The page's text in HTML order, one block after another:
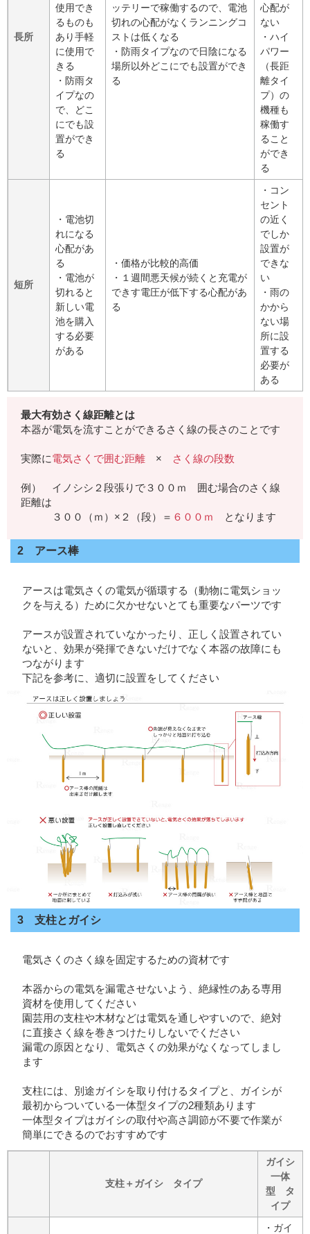
長所
使用でき
るものも
あり手軽
に使用で
きる
・防雨タ
イプなの
で、どこ
にでも設
置ができ
る
ッテリーで稼働するので、電池
切れの心配がなくランニングコ
ストは低くなる
・防雨タイプなので日陰になる
場所以外どこにでも設置ができ
る
心配が
ない
・ハイ
パワー
（長距
離タイ
プ）の
機種も
稼働す
ること
ができ
る
短所
・電池切
れになる
心配があ
る
・電池が
切れると
新しい電
池を購入
する必要
がある
・価格が比較的高価
・１週間悪天候が続くと充電が
できす電圧が低下する心配があ
る
・コン
セント
の近く
でしか
設置が
できな
い
・雨の
かから
ない場
所に設
置する
必要が
ある
最大有効さく線距離とは
本器が電気を流すことができるさく線の長さのことです
実際に電気さくで囲む距離 × さく線の段数
例） イノシシ２段張りで３００ｍ 囲む場合のさく線
距離は
３００（ｍ）×２（段）＝ ６００ｍ となります
2 アース棒
アースは電気さくの電気が循環する（動物に電気ショッ
クを与える）ために欠かせないとても重要なパーツです
アースが設置されていなかったり、正しく設置されてい
ないと、効果が発揮できないだけでなく本器の故障にも
つながります
下記を参考に、適切に設置をしてください
3 支柱とガイシ
電気さくのさく線を固定するための資材です
本器からの電気を漏電させないよう、絶縁性のある専用
資材を使用してください
園芸用の支柱や木材などは電気を通しやすいので、絶対
に直接さく線を巻きつけたりしないでください
漏電の原因となり、電気さくの効果がなくなってしまし
ます
支柱には、別途ガイシを取り付けるタイプと、ガイシが
最初からついている一体型タイプの2種類あります
一体型タイプはガイシの取付や高さ調節が不要で作業が
簡単にできるのでおすすめです
支柱＋ガイシ タイプ
ガイシ
一体
型 タ
イプ
・ガイ